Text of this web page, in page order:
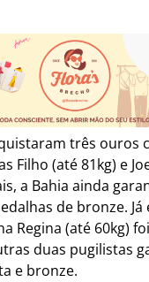
três ouros
Filho (até 81kg) e
a Bahia ainda
de bronze. Já
Regina (até 60kg)
duas pugilistas
e bronze.